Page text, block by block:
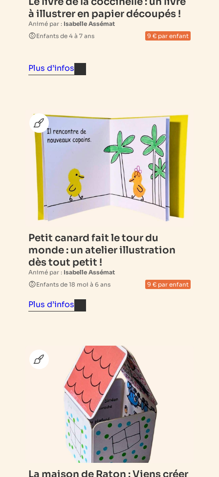
à illustrer en papier découpés !
Animé par : Isabelle Assémat
Enfants de 4 à 7 ans
9 € par enfant
Plus d’infos
Petit canard fait le tour du
monde : un atelier illustration
dès tout petit !
Animé par : Isabelle Assémat
Enfants de 18 moi à 6 ans
9 € par enfant
Plus d’infos
La maison de Raton : Viens créer